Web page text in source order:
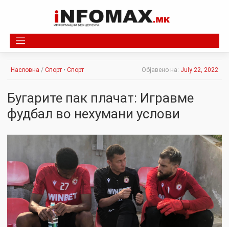
Насловна / Спорт • Спорт Објавено на: July 22, 2022
Бугарите пак плачат: Игравме
фудбал во нехумани услови